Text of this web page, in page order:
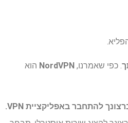
. כפי שאמרנו, NordVPN הוא